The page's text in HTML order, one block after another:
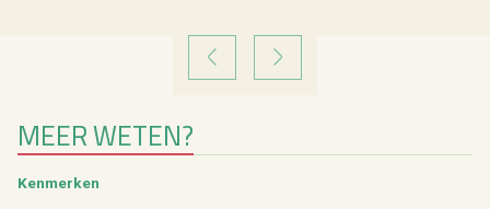
VORIGE VOLGENDE
MEER WETEN?
Ken­mer­ken